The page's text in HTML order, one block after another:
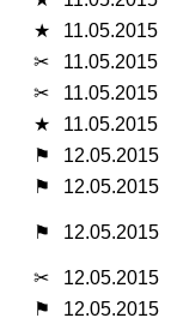
★
11.05.2015
✂
11.05.2015
✂
11.05.2015
★
11.05.2015
⚑
12.05.2015
⚑
12.05.2015
⚑ 12.05.2015
✂
12.05.2015
⚑
12.05.2015